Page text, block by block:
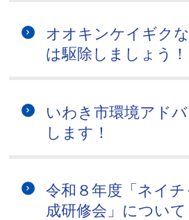
オオキンケイギク
は駆除しましょう！
いわき市環境アド
します！
令和８年度「ネイ
成研修会」について